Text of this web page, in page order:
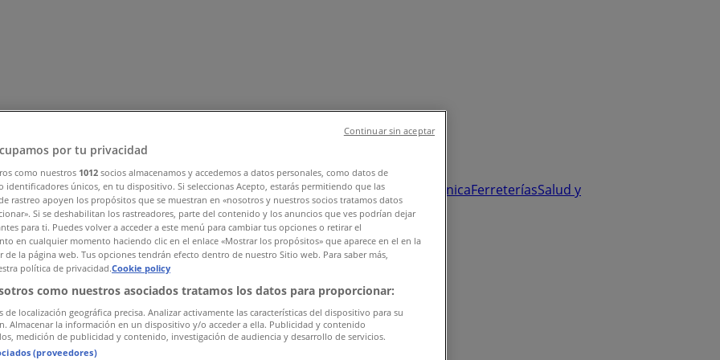
Zapatos y AccesoriosEl Regreso A ClasesHogarFarmacias y Salud ElectrónicaFerreteríasSalud y
y PapeleríasOcioNiñosViajes y EntretenimientoÓpticas
por tu privacidad
como nuestros 1012 socios almacenamos y accedemos a datos personales, como datos de
identificadores únicos, en tu dispositivo. Si seleccionas Acepto, estarás permitiendo que las
rastreo apoyen los propósitos que se muestran en «nosotros y nuestros socios tratamos datos
Si se deshabilitan los rastreadores, parte del contenido y los anuncios que ves podrían dejar
para ti. Puedes volver a acceder a este menú para cambiar tus opciones o retirar el
en cualquier momento haciendo clic en el enlace «Mostrar los propósitos» que aparece en el en la
de la página web. Tus opciones tendrán efecto dentro de nuestro Sitio web. Para saber más,
política de privacidad.Cookie policy
como nuestros asociados tratamos los datos para proporcionar:
de localización geográfica precisa. Analizar activamente las características del dispositivo para su
Almacenar la información en un dispositivo y/o acceder a ella. Publicidad y contenido
medición de publicidad y contenido, investigación de audiencia y desarrollo de servicios.
(proveedores)
Continuar sin aceptar